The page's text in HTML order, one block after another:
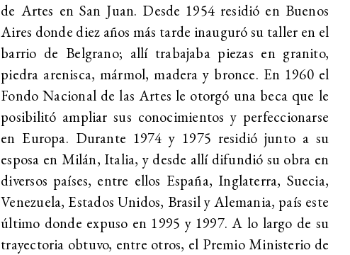
de Artes en San Juan. Desde 1954 residió en Buenos
Aires donde diez años más tarde inauguró su taller en el
barrio de Belgrano; allí trabajaba piezas en granito,
piedra arenisca, mármol, madera y bronce. En 1960 el
Fondo Nacional de las Artes le otorgó una beca que le
posibilitó ampliar sus conocimientos y perfeccionarse
en Europa. Durante 1974 y 1975 residió junto a su
esposa en Milán, Italia, y desde allí difundió su obra en
diversos países, entre ellos España, Inglaterra, Suecia,
Venezuela, Estados Unidos, Brasil y Alemania, país este
último donde expuso en 1995 y 1997. A lo largo de su
trayectoria obtuvo, entre otros, el Premio Ministerio de